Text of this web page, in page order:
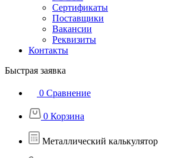
Сертификаты
Поставщики
Вакансии
Реквизиты
Контакты
Быстрая заявка
0 Сравнение
0 Корзина
Металлический калькулятор